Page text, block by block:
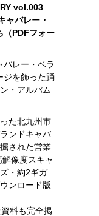
vol.003
ャバレー・
（PDFフォー
バレー・ベラ
ジを飾った踊
・アルバム
た北九州市
ンドキャバ
された営業
像度スキャ
・約2ギガ
ンロード版
料も完全掲